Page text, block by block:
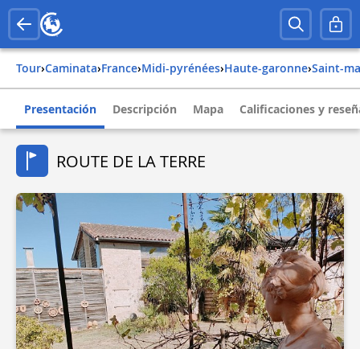
Tour› Caminata› france› midi-pyrénées› haute-garonne› saint-
Presentación Descripción Mapa Calificaciones y
ROUTE DE LA TERRE